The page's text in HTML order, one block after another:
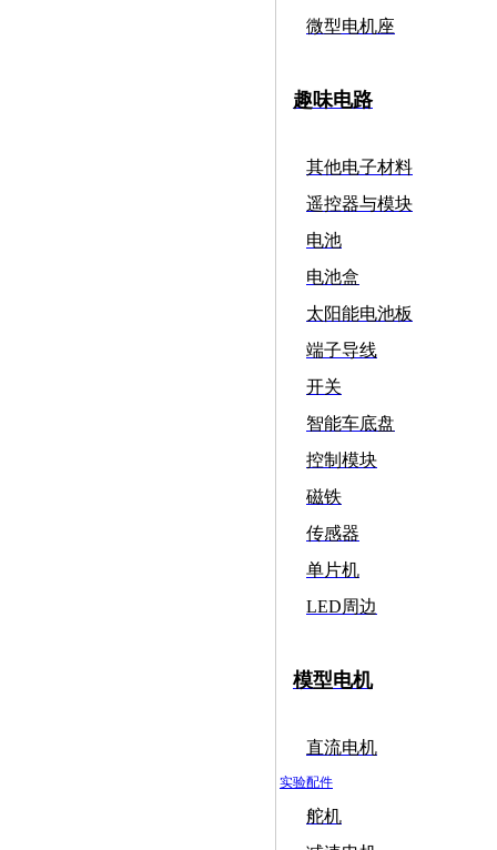
微型电机座
趣味电路
其他电子材料
遥控器与模块
电池
电池盒
太阳能电池板
端子导线
开关
智能车底盘
控制模块
磁铁
传感器
单片机
LED周边
模型电机
直流电机
实验配件
舵机